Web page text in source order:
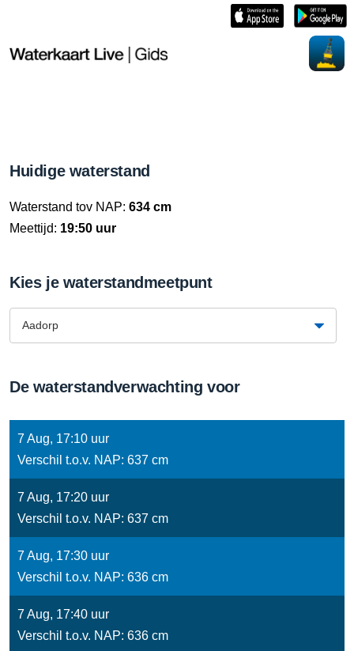
Huidige waterstand
Waterstand tov NAP: 634 cm
Meettijd: 19:50 uur
Kies je waterstandmeetpunt
De waterstandverwachting voor
7 Aug, 17:10 uur
Verschil t.o.v. NAP: 637 cm
7 Aug, 17:20 uur
Verschil t.o.v. NAP: 637 cm
7 Aug, 17:30 uur
Verschil t.o.v. NAP: 636 cm
7 Aug, 17:40 uur
Verschil t.o.v. NAP: 636 cm